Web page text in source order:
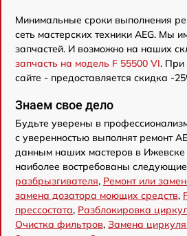
Минимальные сроки выполнения
сеть мастерских техники AEG. Мы
запчастей. И возможно на наших
запчасть на модель F 55500 VI. При
сайте - предоставляется скидка -
Знаем свое дело
Будьте уверены в
с уверенностью выполнят ремонт
данным наших мастеров в Ижевске
наиболее востребованы следующие
разбрызгивателя, Ремонт или
замена дозатора моющих средств,
прессостата, Разблокировка
Очистка фильтров, Замена